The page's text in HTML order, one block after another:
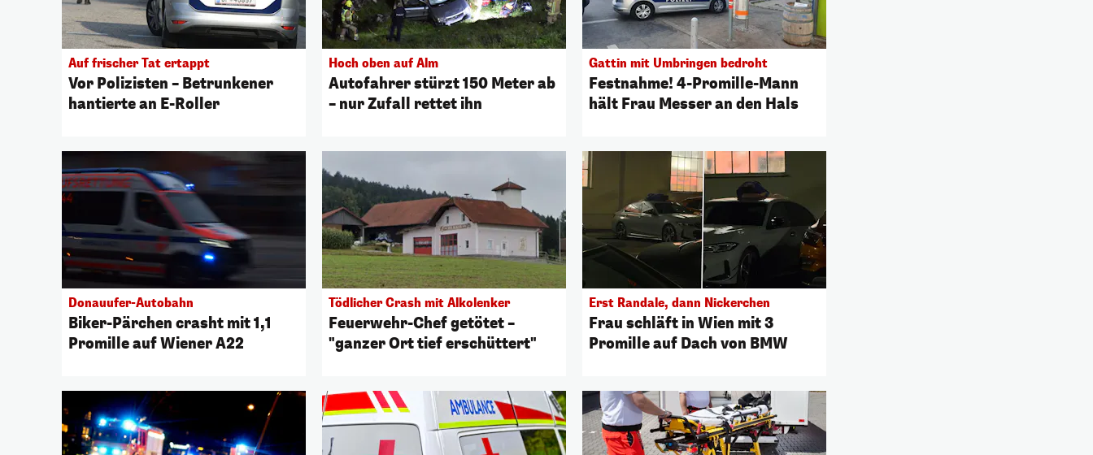
Auf frischer Tat ertappt
Vor Polizisten – Betrunkener
hantierte an E-Roller
Hoch oben auf Alm
Autofahrer stürzt 150 Meter ab
– nur Zufall rettet ihn
Gattin mit Umbringen bedroht
Festnahme! 4-Promille-Mann
hält Frau Messer an den Hals
Donauufer-Autobahn
Biker-Pärchen crasht mit 1,1
Promille auf Wiener A22
Tödlicher Crash mit Alkolenker
Feuerwehr-Chef getötet –
"ganzer Ort tief erschüttert"
Erst Randale, dann Nickerchen
Frau schläft in Wien mit 3
Promille auf Dach von BMW